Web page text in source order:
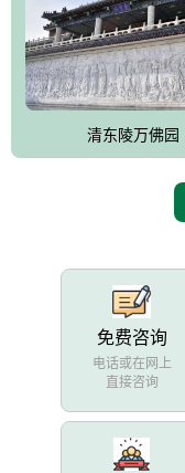
的地形优势，打造现代
合服务设施，服务于陵
托、相互促进，园区绿
设计建造各种墓地墓位
能适应不同消费阶层的
清东陵万佛园
免费咨询
电话或在网上
直接咨询